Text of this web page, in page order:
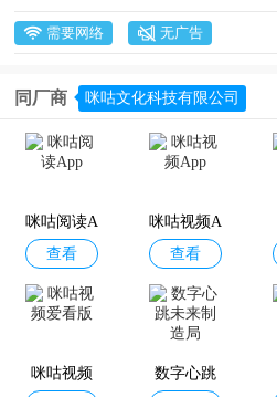
需要网络 无广告
同厂商 咪咕文化科技有限公司
咪咕阅读A
pp
查看
咪咕视频A
pp
查看
咪咕视频
数字心跳